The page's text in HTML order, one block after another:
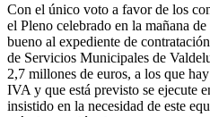
Con el único voto a favor de los
el Pleno celebrado en la mañana
bueno al expediente de
de Servicios Municipales de
2,7 millones de euros, a los que
IVA y que está previsto se ejecute
insistido en la necesidad de este